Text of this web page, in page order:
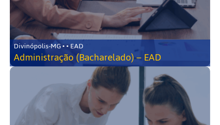
Divinópolis-MG • • EAD
Administração (Bacharelado) – EAD